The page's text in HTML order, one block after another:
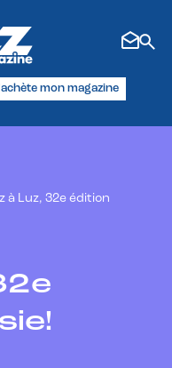
mon magazine
à Luz, 32e édition